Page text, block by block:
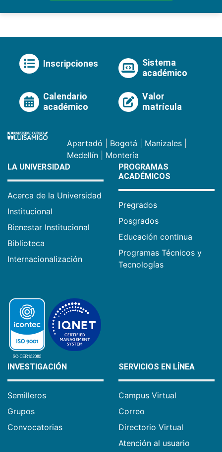
Inscripciones
Sistema
académico
Calendario
académico
Valor
matrícula
Apartadó Bogotá Manizales
Medellín
Montería
LA UNIVERSIDAD
Acerca de la Universidad
Institucional
Bienestar Institucional
Biblioteca
Internacionalización
PROGRAMAS
ACADÉMICOS
Pregrados
Posgrados
Educación continua
Programas Técnicos y
Tecnologías
INVESTIGACIÓN
Semilleros
Grupos
Convocatorias
SERVICIOS EN LÍNEA
Campus Virtual
Correo
Directorio Virtual
Atención al usuario